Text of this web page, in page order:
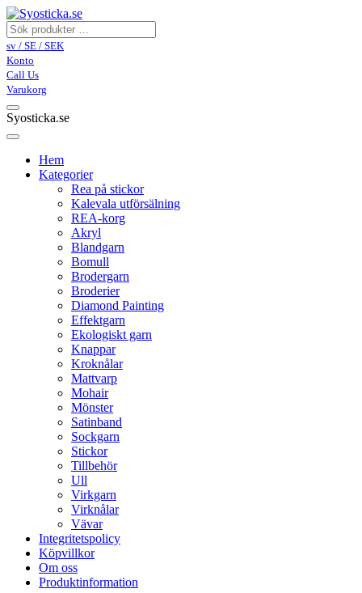
sv / SE / SEK
Konto
Call Us
Varukorg
Syosticka.se
Hem
Kategorier
Rea på stickor
Kalevala utförsälning
REA-korg
Akryl
Blandgarn
Bomull
Brodergarn
Broderier
Diamond Painting
Effektgarn
Ekologiskt garn
Knappar
Kroknålar
Mattvarp
Mohair
Mönster
Satinband
Sockgarn
Stickor
Tillbehör
Ull
Virkgarn
Virknålar
Vävar
Integritetspolicy
Köpvillkor
Om oss
Produktinformation